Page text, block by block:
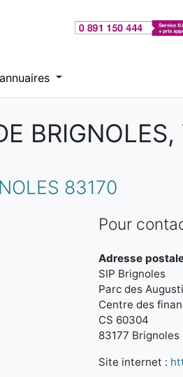
BRIGNOLES,
83170
Pour
Adresse
SIP Brignoles
Parc des
Centre des
CS 60304
83177 Brignoles
Site internet :